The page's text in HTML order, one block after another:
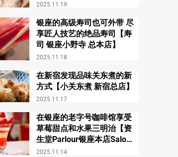
2025.11.19
2025.11.18
银座的高级寿司也可外带 尽
享匠人技艺的绝品寿司【寿
司 银座小野寺 总本店】
2025.11.17
在新宿发现品味关东煮的新
方式【小关东煮 新宿总店】
2025.11.14
在银座的老字号咖啡馆享受
草莓甜点和水果三明治【资
生堂Parlour银座本店Salon
de Café】